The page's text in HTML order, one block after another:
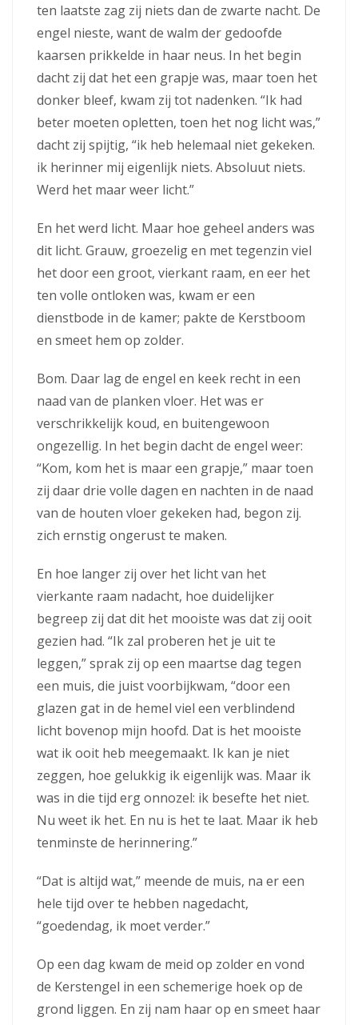
ten laatste zag zij niets dan de zwarte nacht. De
engel nieste, want de walm der gedoofde
kaarsen prikkelde in haar neus. In het begin
dacht zij dat het een grapje was, maar toen het
donker bleef, kwam zij tot nadenken. “Ik had
beter moeten opletten, toen het nog licht was,”
dacht zij spijtig, “ik heb helemaal niet gekeken.
ik herinner mij eigenlijk niets. Absoluut niets.
Werd het maar weer licht.”
En het werd licht. Maar hoe geheel anders was
dit licht. Grauw, groezelig en met tegenzin viel
het door een groot, vierkant raam, en eer het
ten volle ontloken was, kwam er een
dienstbode in de kamer; pakte de Kerstboom
en smeet hem op zolder.
Bom. Daar lag de engel en keek recht in een
naad van de planken vloer. Het was er
verschrikkelijk koud, en buitengewoon
ongezellig. In het begin dacht de engel weer:
“Kom, kom het is maar een grapje,” maar toen
zij daar drie volle dagen en nachten in de naad
van de houten vloer gekeken had, begon zij.
zich ernstig ongerust te maken.
En hoe langer zij over het licht van het
vierkante raam nadacht, hoe duidelijker
begreep zij dat dit het mooiste was dat zij ooit
gezien had. “Ik zal proberen het je uit te
leggen,” sprak zij op een maartse dag tegen
een muis, die juist voorbijkwam, “door een
glazen gat in de hemel viel een verblindend
licht bovenop mijn hoofd. Dat is het mooiste
wat ik ooit heb meegemaakt. Ik kan je niet
zeggen, hoe gelukkig ik eigenlijk was. Maar ik
was in die tijd erg onnozel: ik besefte het niet.
Nu weet ik het. En nu is het te laat. Maar ik heb
tenminste de herinnering.”
“Dat is altijd wat,” meende de muis, na er een
hele tijd over te hebben nagedacht,
“goedendag, ik moet verder.”
Op een dag kwam de meid op zolder en vond
de Kerstengel in een schemerige hoek op de
grond liggen. En zij nam haar op en smeet haar